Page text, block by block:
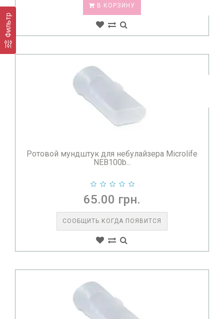
Фильтр
В КОРЗИНУ
Ротовой мундштук для небулайзера Microlife
NEB100b...
65.00 грн.
СООБЩИТЬ КОГДА ПОЯВИТСЯ